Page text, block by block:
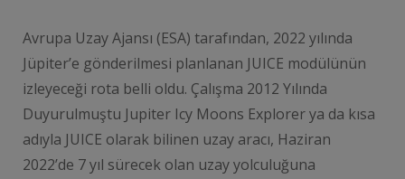
Avrupa Uzay Ajansı (ESA) tarafından, 2022 yılında
Jüpiter’e gönderilmesi planlanan JUICE modülünün
izleyeceği rota belli oldu. Çalışma 2012 Yılında
Duyurulmuştu Jupiter Icy Moons Explorer ya da kısa
adıyla JUICE olarak bilinen uzay aracı, Haziran
2022’de 7 yıl sürecek olan uzay yolculuğuna